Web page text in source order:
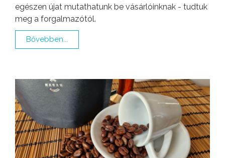
egészen újat mutathatunk be vásárlóinknak - tudtuk
meg a forgalmazótól.
Bővebben...